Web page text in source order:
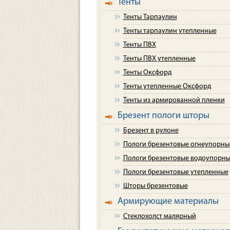
Тенты
Тенты Тарпаулин
Тенты тарпаулин утепленные
Тенты ПВХ
Тенты ПВХ утепленные
Тенты Оксфорд
Тенты утепленные Оксфорд
Тенты из армированной пленки
Брезент пологи шторы
Брезент в рулоне
Пологи брезентовые
Пологи брезентовые
Пологи брезентовые утепленные
Шторы брезентовые
Армирующие материалы
Стеклохолст малярный